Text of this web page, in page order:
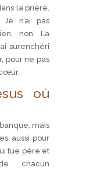
la prière.
n’ai pas
non. La
surenchéri
pour ne pas
où
mais
aussi pour
tue père et
chacun